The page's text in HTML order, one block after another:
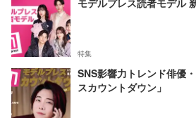
モデルプレス読者モデル
特集
SNS影響力トレンド俳優
スカウントダウン」